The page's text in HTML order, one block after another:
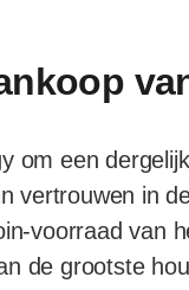
om een
vertrouwen in
voorraad van
de grootste